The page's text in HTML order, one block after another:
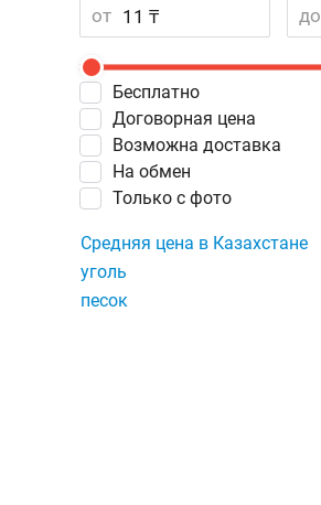
от до
Бесплатно
Договорная цена
Возможна доставка
На обмен
Только с фото
Средняя цена в Казахстане
уголь
песок